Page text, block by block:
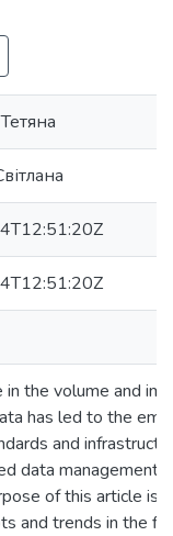
in the volume and
has led to the
and
data management
of this article is
and trends in the